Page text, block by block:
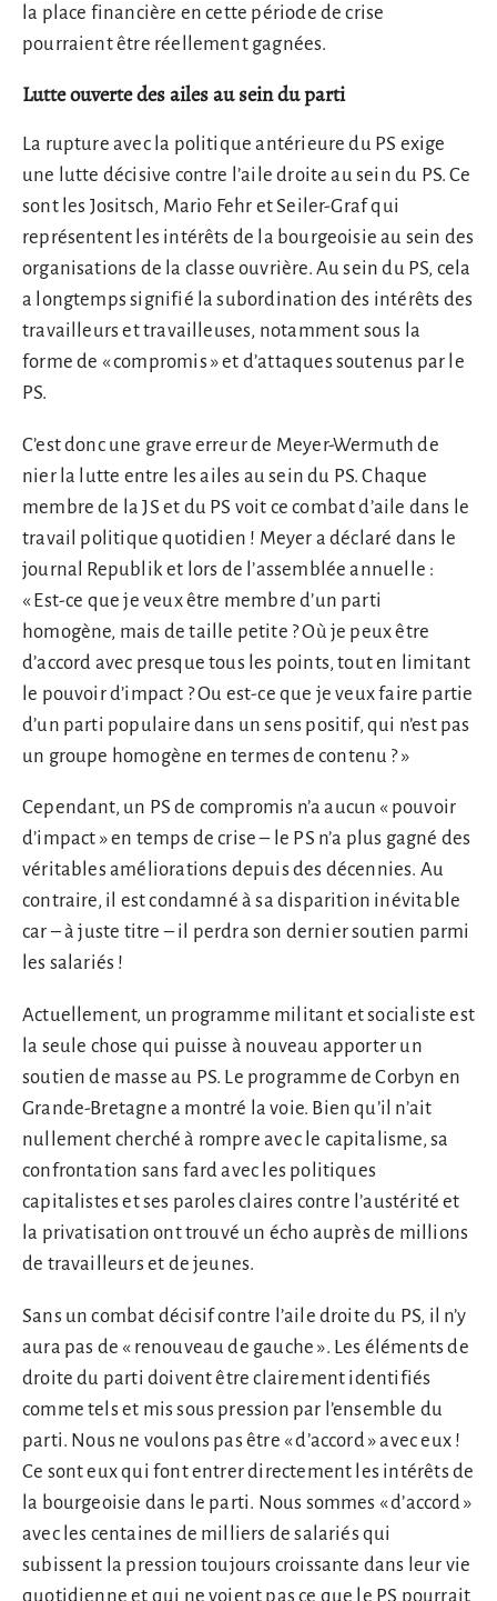
la place financière en cette période de crise
pourraient être réellement gagnées.
Lutte ouverte des ailes au sein du parti
La rupture avec la politique antérieure du PS exige
une lutte décisive contre l’aile droite au sein du PS. Ce
sont les Jositsch, Mario Fehr et Seiler-Graf qui
représentent les intérêts de la bourgeoisie au sein des
organisations de la classe ouvrière. Au sein du PS, cela
a longtemps signifié la subordination des intérêts des
travailleurs et travailleuses, notamment sous la
forme de « compromis » et d’attaques soutenus par le
PS.
C’est donc une grave erreur de Meyer-Wermuth de
nier la lutte entre les ailes au sein du PS. Chaque
membre de la JS et du PS voit ce combat d’aile dans le
travail politique quotidien ! Meyer a déclaré dans le
journal Republik et lors de l’assemblée annuelle :
« Est-ce que je veux être membre d’un parti
homogène, mais de taille petite ? Où je peux être
d’accord avec presque tous les points, tout en limitant
le pouvoir d’impact ? Ou est-ce que je veux faire partie
d’un parti populaire dans un sens positif, qui n’est pas
un groupe homogène en termes de contenu ? »
Cependant, un PS de compromis n’a aucun « pouvoir
d’impact » en temps de crise – le PS n’a plus gagné des
véritables améliorations depuis des décennies. Au
contraire, il est condamné à sa disparition inévitable
car – à juste titre – il perdra son dernier soutien parmi
les salariés !
Actuellement, un programme militant et socialiste est
la seule chose qui puisse à nouveau apporter un
soutien de masse au PS. Le programme de Corbyn en
Grande-Bretagne a montré la voie. Bien qu’il n’ait
nullement cherché à rompre avec le capitalisme, sa
confrontation sans fard avec les politiques
capitalistes et ses paroles claires contre l’austérité et
la privatisation ont trouvé un écho auprès de millions
de travailleurs et de jeunes.
Sans un combat décisif contre l’aile droite du PS, il n’y
aura pas de « renouveau de gauche ». Les éléments de
droite du parti doivent être clairement identifiés
comme tels et mis sous pression par l’ensemble du
parti. Nous ne voulons pas être « d’accord » avec eux !
Ce sont eux qui font entrer directement les intérêts de
la bourgeoisie dans le parti. Nous sommes « d’accord »
avec les centaines de milliers de salariés qui
subissent la pression toujours croissante dans leur vie
quotidienne et qui ne voient pas ce que le PS pourrait